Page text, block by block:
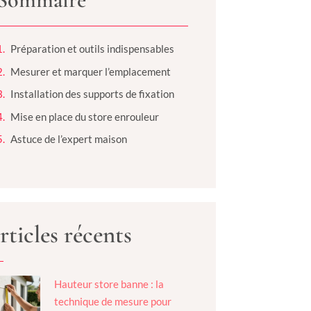
Préparation et outils indispensables
Mesurer et marquer l’emplacement
Installation des supports de fixation
Mise en place du store enrouleur
Astuce de l’expert maison
récents
Hauteur store banne : la
technique de mesure pour